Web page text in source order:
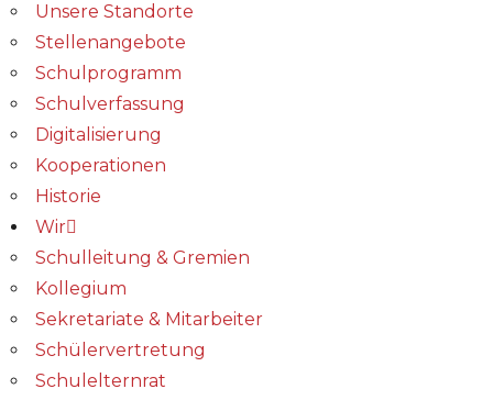
Unsere Standorte
Stellenangebote
Schulprogramm
Schulverfassung
Digitalisierung
Kooperationen
Historie
Wir
Schulleitung & Gremien
Kollegium
Sekretariate & Mitarbeiter
Schülervertretung
Schulelternrat